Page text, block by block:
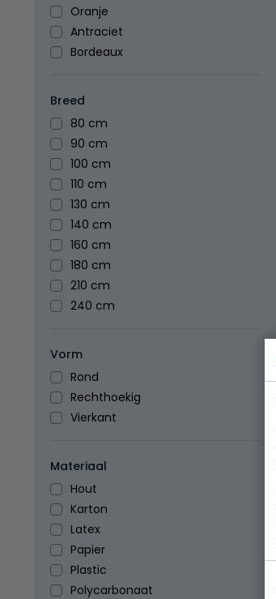
Oranje
Antraciet
Bordeaux
Breed
80 cm
90 cm
100 cm
110 cm
130 cm
140 cm
160 cm
180 cm
210 cm
240 cm
Vorm
Rond
Rechthoekig
Vierkant
Materiaal
Hout
Karton
Latex
Papier
Plastic
Polycarbonaat